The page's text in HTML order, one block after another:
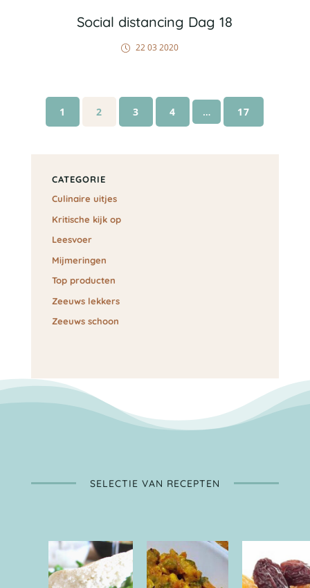
Social distancing Dag 18
22 03 2020
1 2 3 4 … 17
CATEGORIE
Culinaire uitjes
Kritische kijk op
Leesvoer
Mijmeringen
Top producten
Zeeuws lekkers
Zeeuws schoon
SELECTIE VAN RECEPTEN